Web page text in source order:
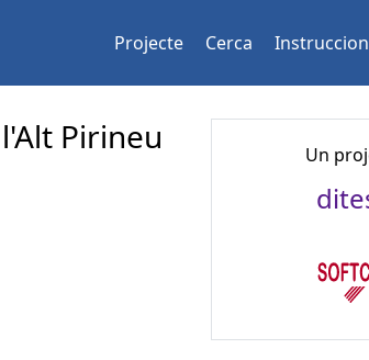
Projecte Cerca
Pirineu
Un